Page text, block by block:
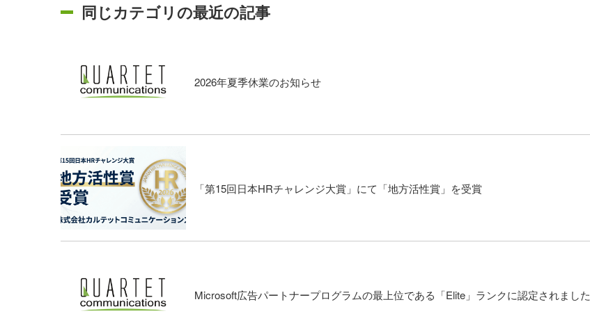
同じカテゴリの最近の記事
2026年夏季休業のお知らせ
「第15回日本HRチャレンジ大賞」にて「地方活性賞」を受賞
Microsoft広告パートナープログラムの最上位である「Elite」ランクに認定されました